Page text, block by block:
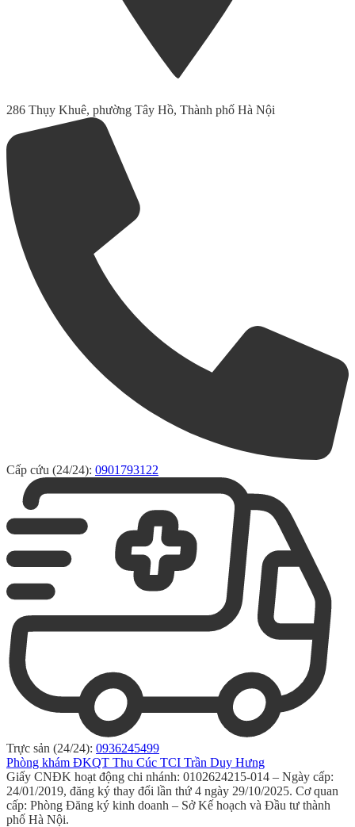
286 Thụy Khuê, phường Tây Hồ, Thành phố Hà Nội
Cấp cứu (24/24): 0901793122
Trực sản (24/24): 0936245499
Phòng khám ĐKQT Thu Cúc TCI Trần Duy Hưng
Giấy CNĐK hoạt động chi nhánh: 0102624215-014 – Ngày cấp:
24/01/2019, đăng ký thay đổi lần thứ 4 ngày 29/10/2025. Cơ quan
cấp: Phòng Đăng ký kinh doanh – Sở Kế hoạch và Đầu tư thành
phố Hà Nội.